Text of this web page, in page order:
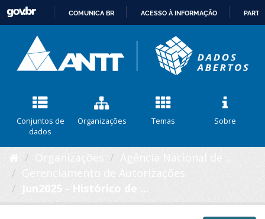
CONTEÚDO
COMUNICA BR ACESSO À INFORMAÇÃO
Conjuntos de
dados
Organizações Temas Sobre